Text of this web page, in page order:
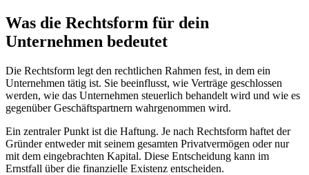
Was die Rechtsform für dein
Unternehmen bedeutet
Die Rechtsform legt den rechtlichen Rahmen fest, in dem ein
Unternehmen tätig ist. Sie beeinflusst, wie Verträge geschlossen
werden, wie das Unternehmen steuerlich behandelt wird und wie es
gegenüber Geschäftspartnern wahrgenommen wird.
Ein zentraler Punkt ist die Haftung. Je nach Rechtsform haftet der
Gründer entweder mit seinem gesamten Privatvermögen oder nur
mit dem eingebrachten Kapital. Diese Entscheidung kann im
Ernstfall über die finanzielle Existenz entscheiden.